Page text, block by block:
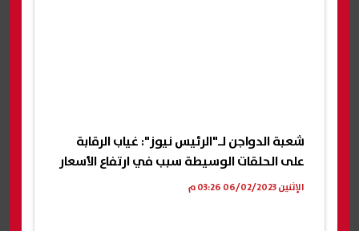
شعبة الدواجن لـ"الرئيس نيوز": غياب الرقابة
على الحلقات الوسيطة سبب في ارتفاع الأسعار
الإثنين 06/02/2023 03:26 م